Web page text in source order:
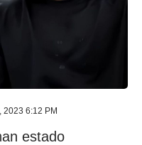
6:12 PM
estado